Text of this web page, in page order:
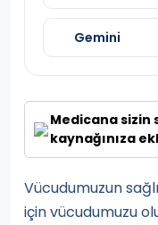
Gemini
Medicana sizin
kaynağınıza
Vücudumuzun
için vücudumuzu